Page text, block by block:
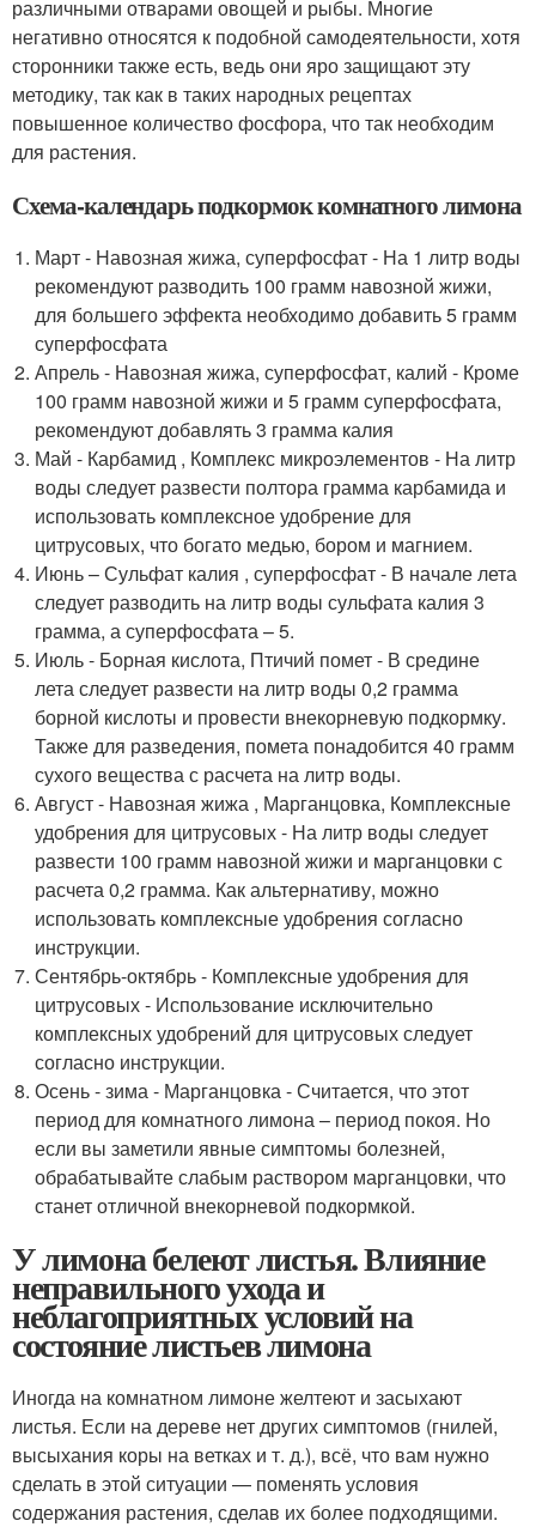
различными отварами овощей и рыбы. Многие
негативно относятся к подобной самодеятельности, хотя
сторонники также есть, ведь они яро защищают эту
методику, так как в таких народных рецептах
повышенное количество фосфора, что так необходим
для растения.
Схема-календарь подкормок комнатного лимона
Март - Навозная жижа, суперфосфат - На 1 литр воды
рекомендуют разводить 100 грамм навозной жижи,
для большего эффекта необходимо добавить 5 грамм
суперфосфата
Апрель - Навозная жижа, суперфосфат, калий - Кроме
100 грамм навозной жижи и 5 грамм суперфосфата,
рекомендуют добавлять 3 грамма калия
Май - Карбамид , Комплекс микроэлементов - На литр
воды следует развести полтора грамма карбамида и
использовать комплексное удобрение для
цитрусовых, что богато медью, бором и магнием.
Июнь – Сульфат калия , суперфосфат - В начале лета
следует разводить на литр воды сульфата калия 3
грамма, а суперфосфата – 5.
Июль - Борная кислота, Птичий помет - В средине
лета следует развести на литр воды 0,2 грамма
борной кислоты и провести внекорневую подкормку.
Также для разведения, помета понадобится 40 грамм
сухого вещества с расчета на литр воды.
Август - Навозная жижа , Марганцовка, Комплексные
удобрения для цитрусовых - На литр воды следует
развести 100 грамм навозной жижи и марганцовки с
расчета 0,2 грамма. Как альтернативу, можно
использовать комплексные удобрения согласно
инструкции.
Сентябрь-октябрь - Комплексные удобрения для
цитрусовых - Использование исключительно
комплексных удобрений для цитрусовых следует
согласно инструкции.
Осень - зима - Марганцовка - Считается, что этот
период для комнатного лимона – период покоя. Но
если вы заметили явные симптомы болезней,
обрабатывайте слабым раствором марганцовки, что
станет отличной внекорневой подкормкой.
У лимона белеют листья. Влияние
неправильного ухода и
неблагоприятных условий на
состояние листьев лимона
Иногда на комнатном лимоне желтеют и засыхают
листья. Если на дереве нет других симптомов (гнилей,
высыхания коры на ветках и т. д.), всё, что вам нужно
сделать в этой ситуации — поменять условия
содержания растения, сделав их более подходящими.